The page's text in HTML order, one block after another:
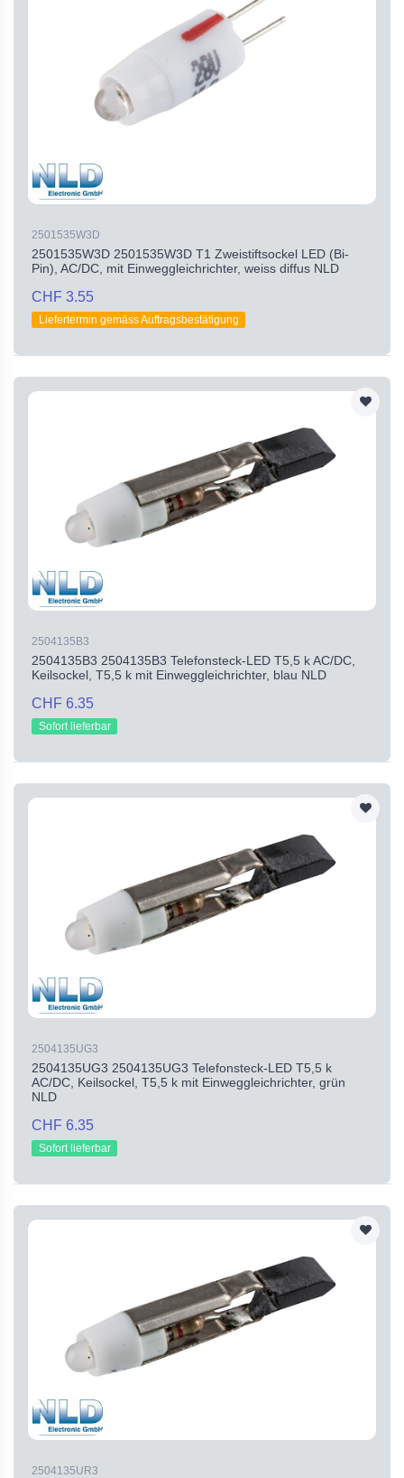
2501535W3D
2501535W3D 2501535W3D T1 Zweistiftsockel LED (Bi-
Pin), AC/DC, mit Einweggleichrichter, weiss diffus NLD
CHF 3.55
Liefertermin gemäss Auftragsbestätigung
2504135B3
2504135B3 2504135B3 Telefonsteck-LED T5,5 k AC/DC,
Keilsockel, T5,5 k mit Einweggleichrichter, blau NLD
CHF 6.35
Sofort lieferbar
2504135UG3
2504135UG3 2504135UG3 Telefonsteck-LED T5,5 k
AC/DC, Keilsockel, T5,5 k mit Einweggleichrichter, grün
NLD
CHF 6.35
Sofort lieferbar
2504135UR3